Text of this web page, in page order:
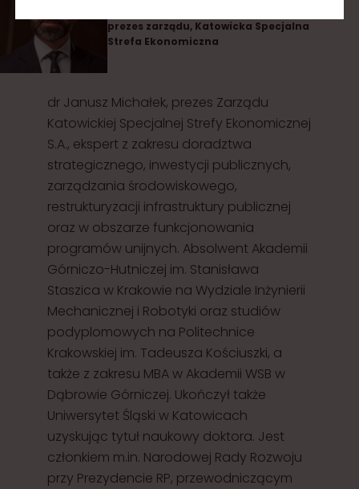
prezes zarządu, Katowicka Specjalna
Strefa Ekonomiczna
dr Janusz Michałek, prezes Zarządu
Katowickiej Specjalnej Strefy Ekonomicznej
S.A., ekspert z zakresu doradztwa
strategicznego, inwestycji publicznych,
zarządzania środowiskowego,
restrukturyzacji infrastruktury publicznej
oraz w obszarze funkcjonowania
programów unijnych. Absolwent Akademii
Górniczo-Hutniczej im. Stanisława
Staszica w Krakowie na Wydziale Inżynierii
Mechanicznej i Robotyki oraz studiów
podyplomowych na Politechnice
Krakowskiej im. Tadeusza Kościuszki, a
także z zakresu MBA w Akademii WSB w
Dąbrowie Górniczej. Ukończył także
Uniwersytet Śląski w Katowicach
uzyskując tytuł naukowy doktora. Jest
członkiem m.in. Narodowej Rady Rozwoju
przy Prezydencie RP, przewodniczącym